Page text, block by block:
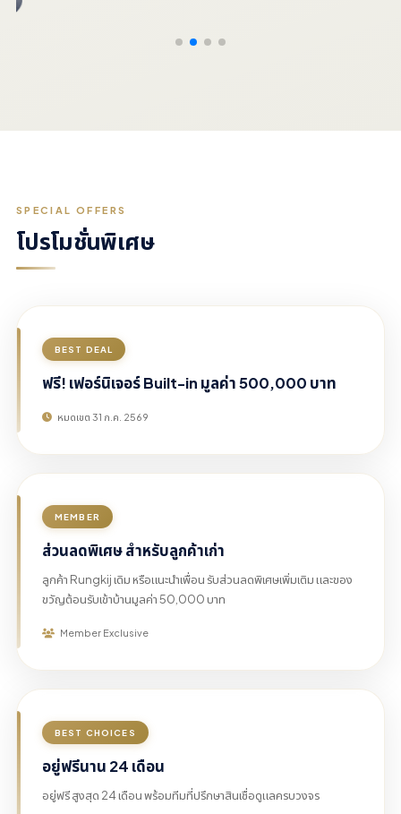
SPECIAL OFFERS
โปรโมชั่นพิเศษ
BEST DEAL
ฟรี! เฟอร์นิเจอร์ Built-in มูลค่า 500,000 บาท
หมดเขต 31 ก.ค. 2569
MEMBER
ส่วนลดพิเศษ สำหรับลูกค้าเก่า
ลูกค้า Rungkij เดิม หรือแนะนำเพื่อน รับส่วนลดพิเศษเพิ่มเติม และของ
ขวัญต้อนรับเข้าบ้านมูลค่า 50,000 บาท
Member Exclusive
BEST CHOICES
อยู่ฟรีนาน 24 เดือน
อยู่ฟรี สูงสุด 24 เดือน พร้อมทีมที่ปรึกษาสินเชื่อดูแลครบวงจร